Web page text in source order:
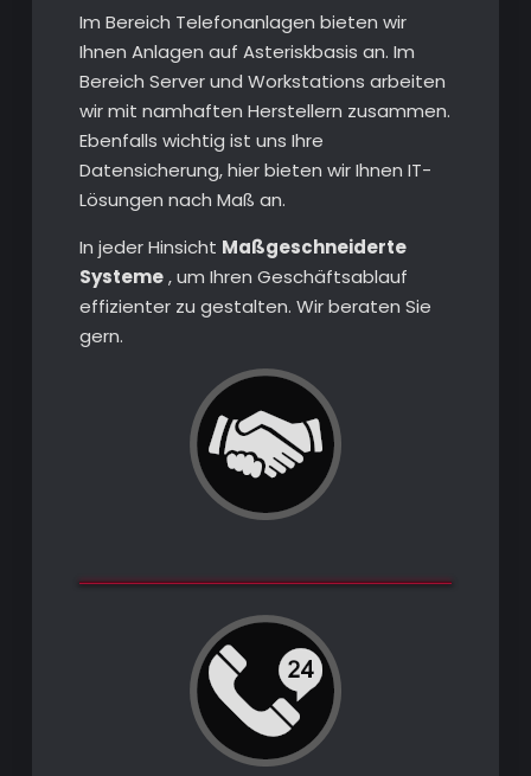
Im Bereich Telefonanlagen bieten wir
Ihnen Anlagen auf Asteriskbasis an. Im
Bereich Server und Workstations arbeiten
wir mit namhaften Herstellern zusammen.
Ebenfalls wichtig ist uns Ihre
Datensicherung, hier bieten wir Ihnen IT-
Lösungen nach Maß an.
In jeder Hinsicht Maßgeschneiderte
Systeme, um Ihren Geschäftsablauf
effizienter zu gestalten. Wir beraten Sie
gern.